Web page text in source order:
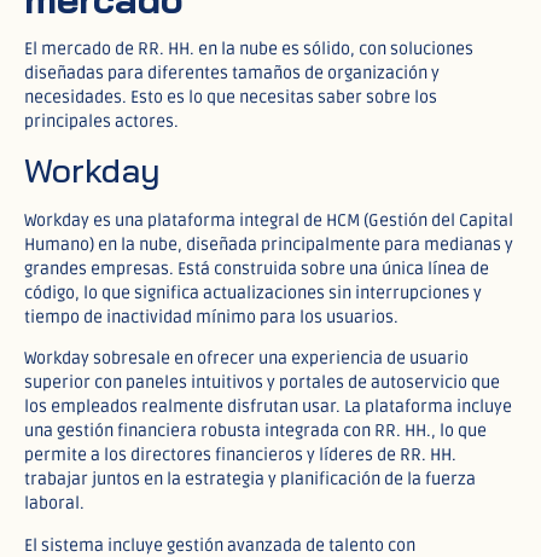
El mercado de RR. HH. en la nube es sólido, con soluciones
diseñadas para diferentes tamaños de organización y
necesidades. Esto es lo que necesitas saber sobre los
principales actores.
Workday
Workday es una plataforma integral de HCM (Gestión del Capital
Humano) en la nube, diseñada principalmente para medianas y
grandes empresas. Está construida sobre una única línea de
código, lo que significa actualizaciones sin interrupciones y
tiempo de inactividad mínimo para los usuarios.​
Workday sobresale en ofrecer una experiencia de usuario
superior con paneles intuitivos y portales de autoservicio que
los empleados realmente disfrutan usar. La plataforma incluye
una gestión financiera robusta integrada con RR. HH., lo que
permite a los directores financieros y líderes de RR. HH.
trabajar juntos en la estrategia y planificación de la fuerza
laboral.​
El sistema incluye gestión avanzada de talento con